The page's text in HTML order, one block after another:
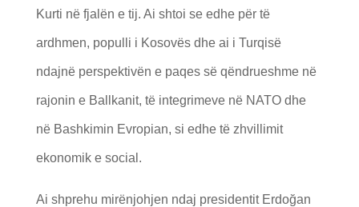
Kurti në fjalën e tij. Ai shtoi se edhe për të
ardhmen, populli i Kosovës dhe ai i Turqisë
ndajnë perspektivën e paqes së qëndrueshme në
rajonin e Ballkanit, të integrimeve në NATO dhe
në Bashkimin Evropian, si edhe të zhvillimit
ekonomik e social.
Ai shprehu mirënjohjen ndaj presidentit Erdoğan